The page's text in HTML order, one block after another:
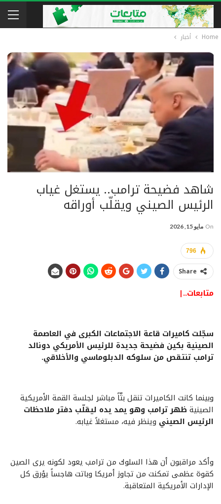
Home أخبار
شاهد فضيحة ترامب.. يستغل غياب
الرئيس الصيني ويقلّب أوراقه
On مايو 15, 2026
796
Share
متابعات..|
سجّلت كاميرات قاعة الاجتماعات الكبرى في العاصمة
الصينية بكين فضيحة جديدة للرئيس الأمريكي دونالد
ترامب تنتقص من سلوكه الدبلوماسي والأخلاقي.
وبينما كانت الكاميرات تنقل بثّاً مباشر لجلسة القمة الأمريكية
الصينية ظهر ترامب وهو يمد يده ليقلّب دفتر ملاحظات
الرئيس الصيني وينظر فيه، مستغلاً غيابه.
وأكد مراقبون أن هذا السلوك من ترامب يعود لكونه يرى الصين
كقوة عظمى تمكنت من تجاوز أمريكا وباتت هاجساً يؤرق كل
الإدارات الأمريكية المتعاقبة.